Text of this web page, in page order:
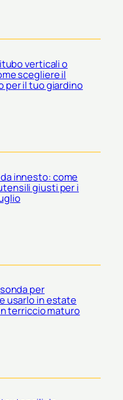
verticali o
scegliere il
per il tuo giardino
innesto: come
giusti per i
per
usarlo in estate
terriccio maturo